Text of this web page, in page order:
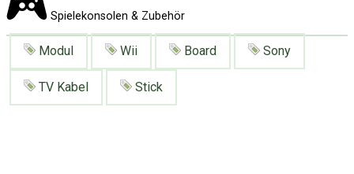
Spielekonsolen & Zubehör
Modul Wii Board Sony
TV Kabel Stick